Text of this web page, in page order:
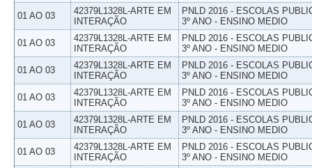
01 AO 03
42379L1328L-ARTE EM
INTERAÇÃO
PNLD 2016 - ESCOLAS
3º ANO - ENSINO MEDIO
01 AO 03
42379L1328L-ARTE EM
INTERAÇÃO
PNLD 2016 - ESCOLAS
3º ANO - ENSINO MEDIO
01 AO 03
42379L1328L-ARTE EM
INTERAÇÃO
PNLD 2016 - ESCOLAS
3º ANO - ENSINO MEDIO
01 AO 03
42379L1328L-ARTE EM
INTERAÇÃO
PNLD 2016 - ESCOLAS
3º ANO - ENSINO MEDIO
01 AO 03
42379L1328L-ARTE EM
INTERAÇÃO
PNLD 2016 - ESCOLAS
3º ANO - ENSINO MEDIO
01 AO 03
42379L1328L-ARTE EM
INTERAÇÃO
PNLD 2016 - ESCOLAS
3º ANO - ENSINO MEDIO